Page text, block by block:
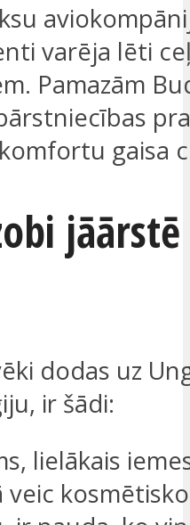
varēja lēti
Pamazām
gaisa
jāārstē
dodas uz
ir šādi:
lielākais
veic kosmētisko